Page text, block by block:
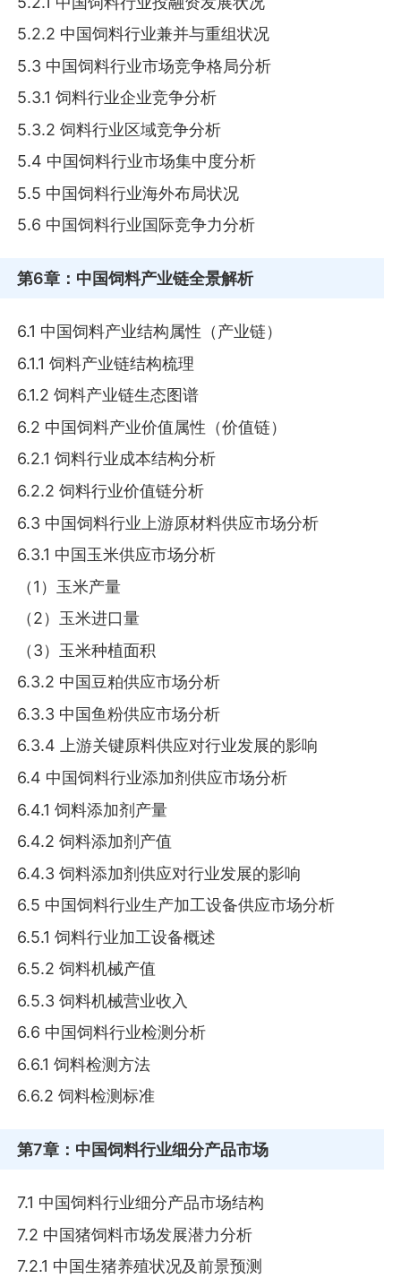
5.2.2 中国饲料行业兼并与重组状况
5.3 中国饲料行业市场竞争格局分析
5.3.1 饲料行业企业竞争分析
5.3.2 饲料行业区域竞争分析
5.4 中国饲料行业市场集中度分析
5.5 中国饲料行业海外布局状况
5.6 中国饲料行业国际竞争力分析
第6章 ：中国饲料产业链全景解析
6.1 中国饲料产业结构属性（产业链）
6.1.1 饲料产业链结构梳理
6.1.2 饲料产业链生态图谱
6.2 中国饲料产业价值属性（价值链）
6.2.1 饲料行业成本结构分析
6.2.2 饲料行业价值链分析
6.3 中国饲料行业上游原材料供应市场分析
6.3.1 中国玉米供应市场分析
（1）玉米产量
（2）玉米进口量
（3）玉米种植面积
6.3.2 中国豆粕供应市场分析
6.3.3 中国鱼粉供应市场分析
6.3.4 上游关键原料供应对行业发展的影响
6.4 中国饲料行业添加剂供应市场分析
6.4.1 饲料添加剂产量
6.4.2 饲料添加剂产值
6.4.3 饲料添加剂供应对行业发展的影响
6.5 中国饲料行业生产加工设备供应市场分析
6.5.1 饲料行业加工设备概述
6.5.2 饲料机械产值
6.5.3 饲料机械营业收入
6.6 中国饲料行业检测分析
6.6.1 饲料检测方法
6.6.2 饲料检测标准
第7章 ：中国饲料行业细分产品市场
7.1 中国饲料行业细分产品市场结构
7.2 中国猪饲料市场发展潜力分析
7.2.1 中国生猪养殖状况及前景预测